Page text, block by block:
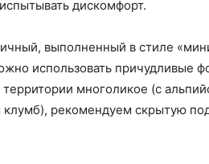
дискомфорт.
выполненный в стиле
использовать причудливые
многоликое (с
рекомендуем скрытую